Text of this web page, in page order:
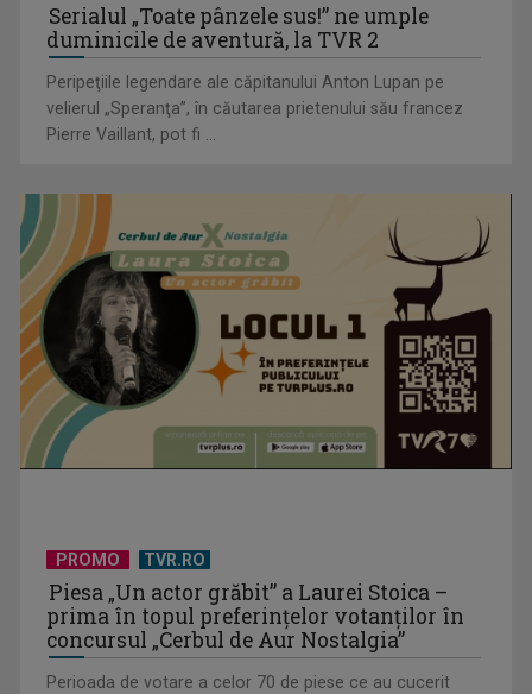
EVENIMENT ESTIVAL - Taberele ARC – Acolo unde începe
ACASĂ
TVR lansează un apel pentru proiecte de emisiuni
Serialul „Toate pânzele sus!” ne umple
duminicile de aventură, la TVR 2
Peripeţiile legendare ale căpitanului Anton Lupan pe
velierul „Speranţa”, în căutarea prietenului său francez
Pierre Vaillant, pot fi ...
PROMO TVR.RO
Piesa „Un actor grăbit” a Laurei Stoica –
prima în topul preferinţelor votanţilor în
concursul „Cerbul de Aur Nostalgia”
Perioada de votare a celor 70 de piese ce au cucerit